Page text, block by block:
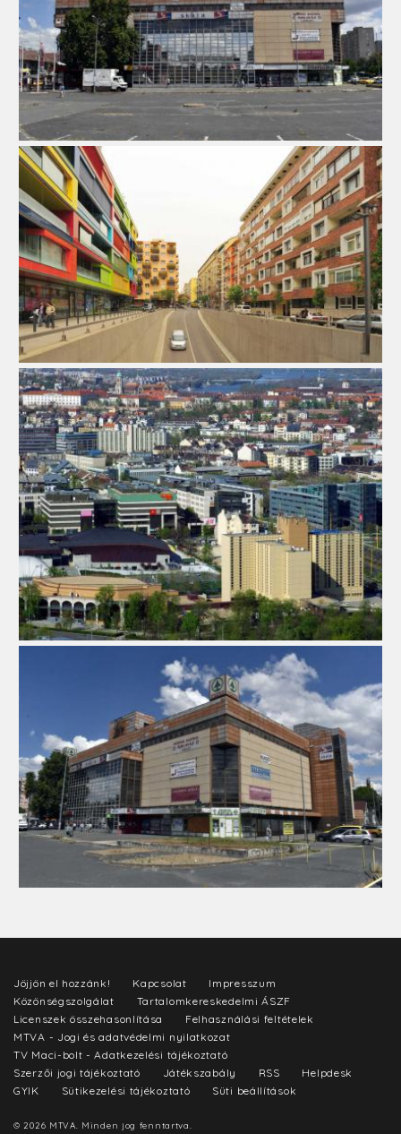
Jöjjön el hozzánk! Kapcsolat
Impresszum
Közönségszolgálat
Tartalomkereskedelmi ÁSZF
Licenszek összehasonlítása
Felhasználási feltételek
MTVA - Jogi és adatvédelmi nyilatkozat
TV Maci-bolt - Adatkezelési tájékoztató
Szerzői jogi tájékoztató
Játékszabály RSS
Helpdesk
GYIK
Sütikezelési tájékoztató Süti beállítások
© 2026 MTVA. Minden jog fenntartva.